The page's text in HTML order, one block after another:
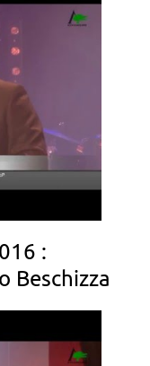
:
Beschizza